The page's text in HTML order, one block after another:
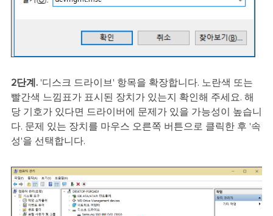
2단계.'디스크 드라이브' 항목을 확장합니다. 노란색 또는
빨간색 느낌표가 표시된 장치가 있는지 확인해 주세요. 해
당 기호가 있다면 드라이버에 문제가 있을 가능성이 높습니
다. 문제 있는 장치를 마우스 오른쪽 버튼으로 클릭한 후 '속
성'을 선택합니다.